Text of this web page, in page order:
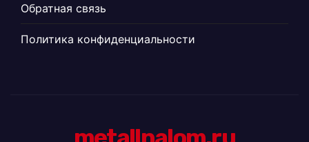
Обратная связь
Политика конфиденциальности